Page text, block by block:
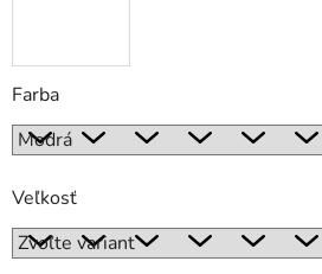
Farba
Veľkosť